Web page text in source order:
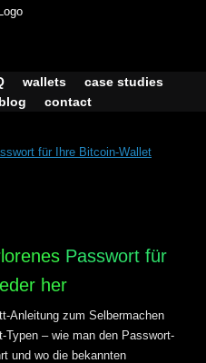
wallets
case studies
blog contact
für Ihre Bitcoin-Wallet
Passwort für
her
Anleitung zum Selbermachen
– wie man den Passwort-
und wo die bekannten